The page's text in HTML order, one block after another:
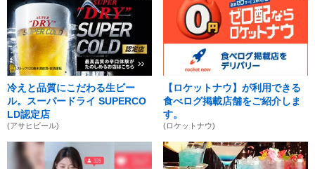
冷えと品質にこだわる生ビー
ル。スーパードライ SUPERCO
LD認定店
(アサヒビール)
【ロケットナウ】が利用できる
食べログ掲載店舗をご紹介しま
す。
(ロケットナウ)